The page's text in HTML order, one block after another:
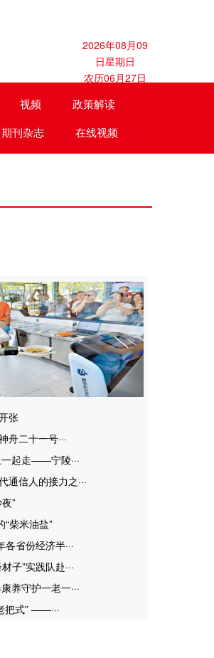
2026年08月09
日星期日
农历06月27日
视频
政策解读
期刊杂志 在线视频
张
舟二十一号···
起走——宁陵···
信人的接力之···
”
“柴米油盐”
省份经济半···
子”实践队赴···
养守护一老一···
把式” ——···